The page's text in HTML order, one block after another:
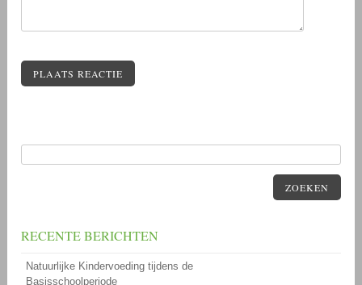
PLAATS REACTIE
ZOEKEN
RECENTE BERICHTEN
Natuurlijke Kindervoeding tijdens de
Basisschoolperiode